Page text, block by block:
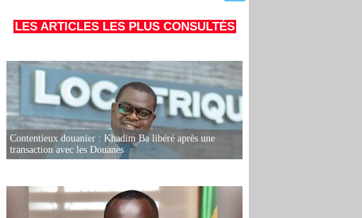
LES ARTICLES LES PLUS CONSULTÉS
Contentieux douanier : Khadim Ba libéré après une
transaction avec les Douanes